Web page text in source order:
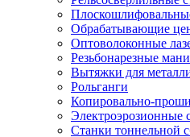
Обрабатывающие
Оптоволоконные
Резьбонарезные
Вытяжки для
Рольганги
Копировально-
Электроэрозионные
Станки тоннельной